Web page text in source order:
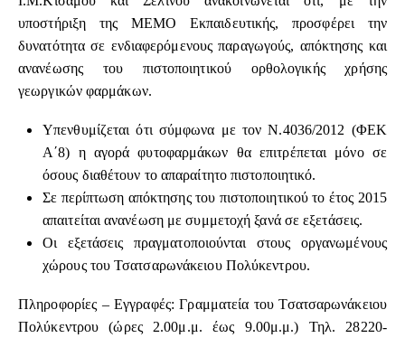
υποστήριξη της ΜΕΜΟ Εκπαιδευτικής, προσφέρει την
δυνατότητα σε ενδιαφερόμενους παραγωγούς, απόκτησης και
ανανέωσης του πιστοποιητικού ορθολογικής χρήσης
γεωργικών φαρμάκων.
Υπενθυμίζεται ότι σύμφωνα με τον Ν.4036/2012 (ΦΕΚ
Α΄8) η αγορά φυτοφαρμάκων θα επιτρέπεται μόνο σε
όσους διαθέτουν το απαραίτητο πιστοποιητικό.
Σε περίπτωση απόκτησης του πιστοποιητικού το έτος 2015
απαιτείται ανανέωση με συμμετοχή ξανά σε εξετάσεις.
Οι εξετάσεις πραγματοποιούνται στους οργανωμένους
χώρους του Τσατσαρωνάκειου Πολύκεντρου.
Πληροφορίες – Εγγραφές: Γραμματεία του Τσατσαρωνάκειου
Πολύκεντρου (ώρες 2.00μ.μ. έως 9.00μ.μ.) Τηλ. 28220-